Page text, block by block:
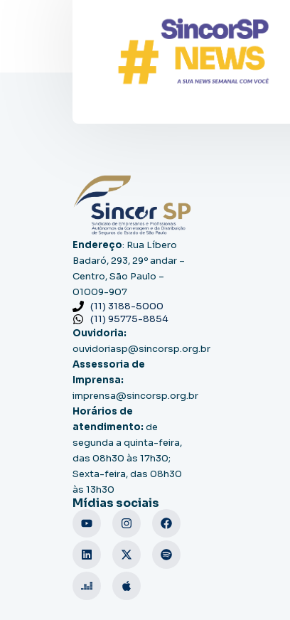
Endereço: Rua Líbero
Badaró, 293, 29º andar –
Centro, São Paulo –
01009-907
(11) 3188-5000
(11) 95775-8854
Ouvidoria:
ouvidoriasp@sincorsp.org.br
Assessoria de
Imprensa:
imprensa@sincorsp.org.br
Horários de
atendimento: de
segunda a quinta-feira,
das 08h30 às 17h30;
Sexta-feira, das 08h30
às 13h30
Mídias sociais